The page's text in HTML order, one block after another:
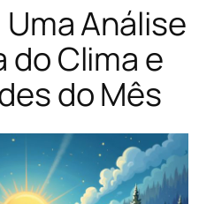
Análise
do Clima e
do Mês